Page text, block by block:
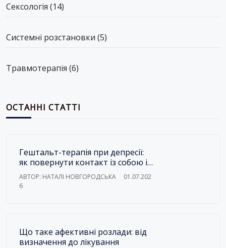
Сексологія (14)
Системні розстановки (5)
Травмотерапія (6)
ОСТАННІ СТАТТІ
Гештальт-терапія при депресії:
як повернути контакт із собою і
зі світом
АВТОР: НАТАЛІ НОВГОРОДСЬКА
01.07.202
6
Що таке афективні розлади: від
визначення до лікування